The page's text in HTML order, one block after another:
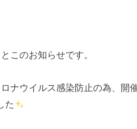
このお知らせです。
ナウイルス感染防止の為、開
た